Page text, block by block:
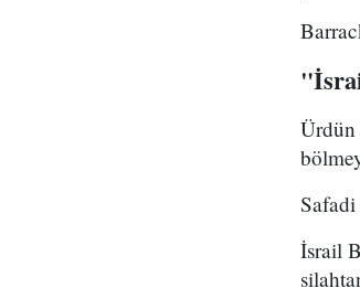
Ürdün
Safadi
İsrail